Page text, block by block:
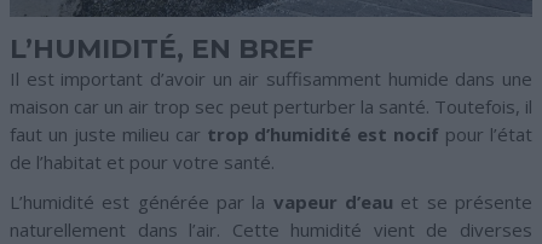
L’HUMIDITÉ, EN BREF
Il est important d’avoir un air suffisamment humide dans une
maison car un air trop sec peut perturber la santé. Toutefois, il
faut un juste milieu car trop d’humidité est nocif pour l’état
de l’habitat et pour votre santé.
L’humidité est générée par la vapeur d’eau et se présente
naturellement dans l’air. Cette humidité vient de diverses